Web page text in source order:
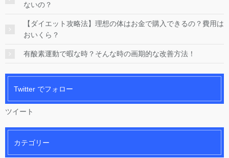
ないの？
【ダイエット攻略法】理想の体はお金で購入できるの？費用は
おいくら？
有酸素運動で暇な時？そんな時の画期的な改善方法！
Twitter でフォロー
ツイート
カテゴリー